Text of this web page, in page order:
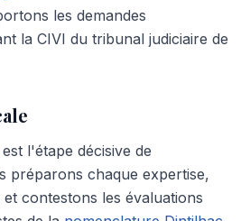
les demandes
la CIVI du tribunal judiciaire de
est l'étape décisive de
préparons chaque expertise,
contestons les évaluations